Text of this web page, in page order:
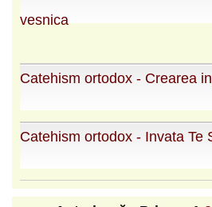
vesnica
Catehism ortodox - Crearea
Catehism ortodox - Invata Te